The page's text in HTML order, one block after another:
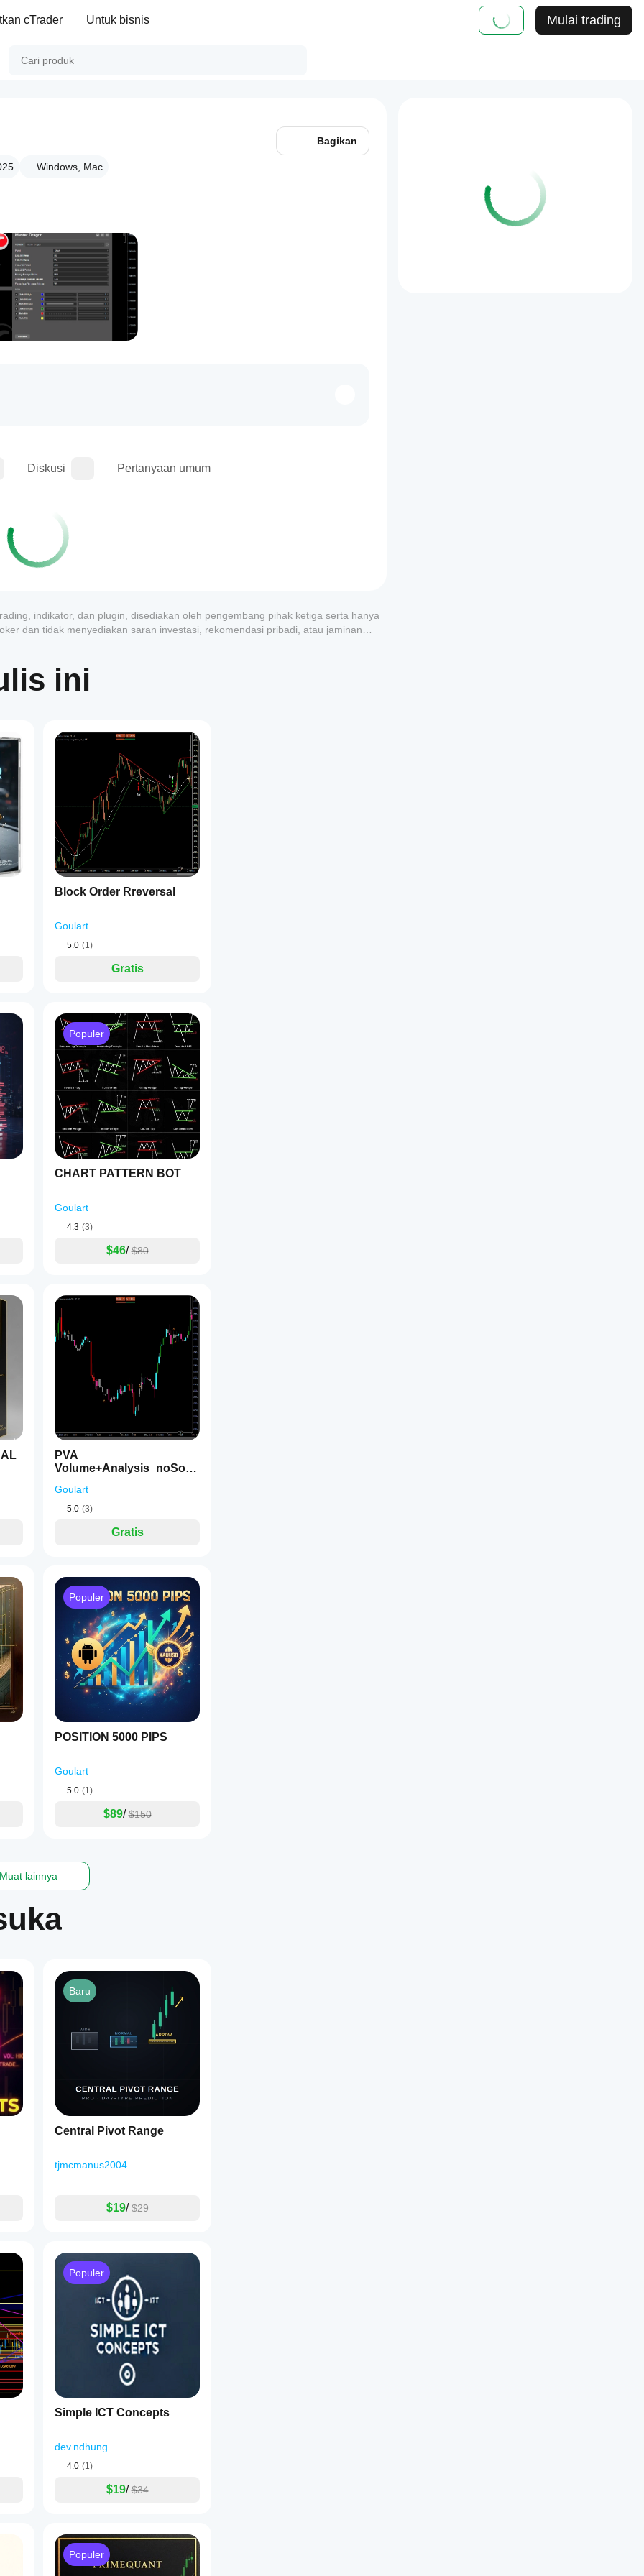
cTrader Untuk bisnis Mulai trading
Windows, Mac
Bagikan
Diskusi Pertanyaan umum
1
indikator, dan plugin, disediakan oleh pengembang pihak ketiga serta hanya
dan tidak menyediakan saran investasi, rekomendasi pribadi, atau jaminan
ini
Block Order Rreversal
Goulart
5.0 (1)
Gratis
Populer
CHART PATTERN BOT
Goulart
4.3 (3)
$46/ $80
PVA
Volume+Analysis_noSour
Goulart
5.0 (3)
Gratis
Populer
POSITION 5000 PIPS
Goulart
5.0 (1)
$89/ $150
Muat lainnya
Baru
Central Pivot Range
tjmcmanus2004
$19/ $29
Populer
Simple ICT Concepts
dev.ndhung
4.0 (1)
$19/ $34
Populer